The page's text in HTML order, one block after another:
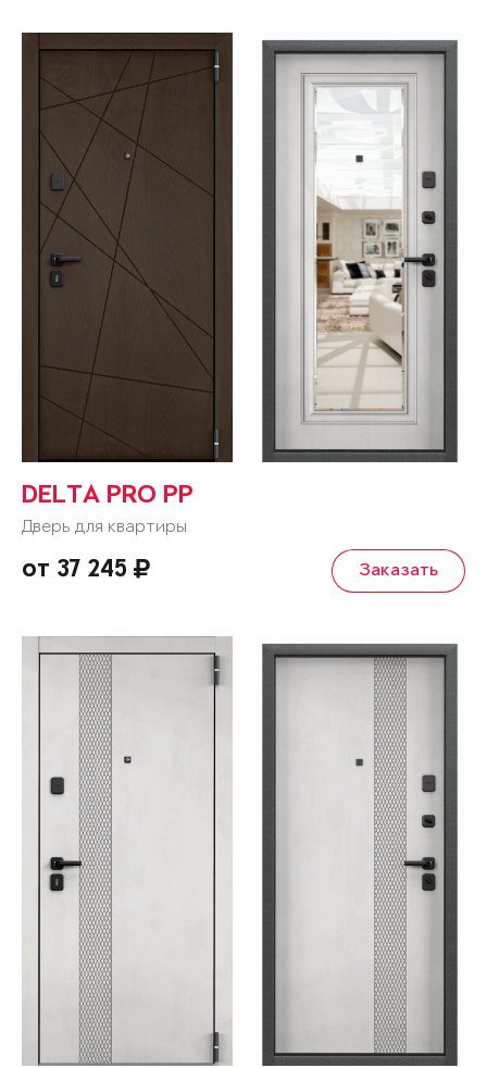
DELTA PRO PP
Дверь для квартиры
от 37 245 Заказать